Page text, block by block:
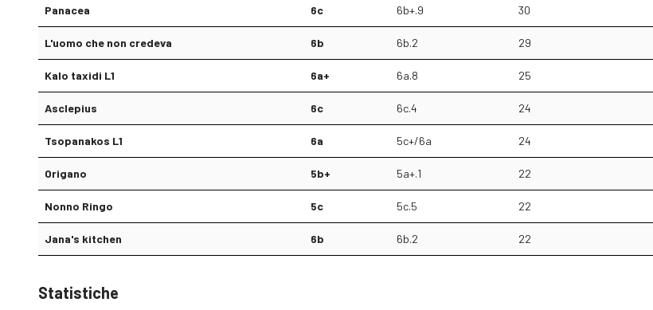
Panacea 6c 6b+.9 30
L'uomo che non credeva 6b 6b.2 29
Kalo taxidi L1 6a+ 6a.8 25
Asclepius 6c 6c.4 24
Tsopanakos L1 6a 5c+/6a 24
Origano 5b+ 5a+.1 22
Nonno Ringo 5c 5c.5 22
Jana's kitchen 6b 6b.2 22
Statistiche